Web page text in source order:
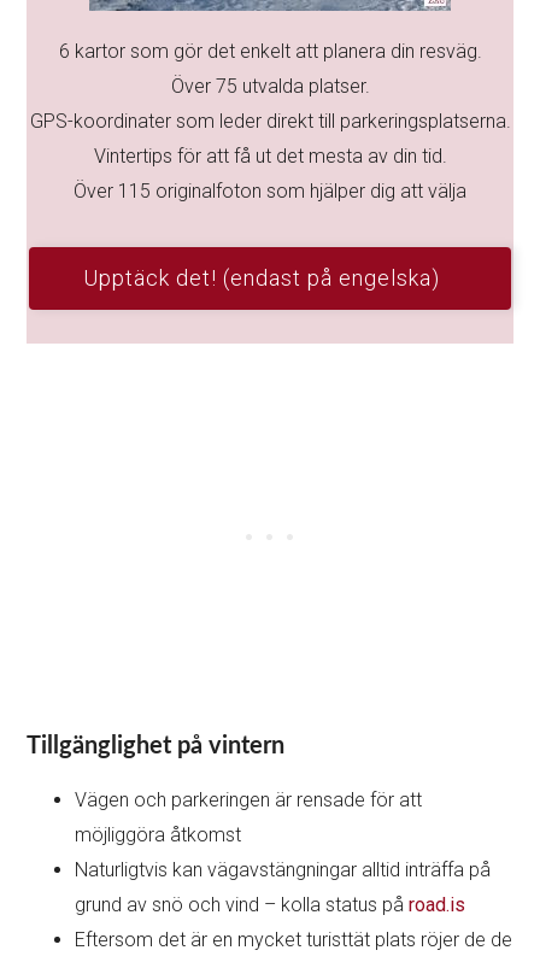
6 kartor som gör det enkelt att planera din resväg.
Över 75 utvalda platser.
GPS-koordinater som leder direkt till parkeringsplatserna.
Vintertips för att få ut det mesta av din tid.
Över 115 originalfoton som hjälper dig att välja
Upptäck det! (endast på engelska)
Tillgänglighet på vintern
Vägen och parkeringen är rensade för att
möjliggöra åtkomst
Naturligtvis kan vägavstängningar alltid inträffa på
grund av snö och vind – kolla status påroad.is
Eftersom det är en mycket turisttät plats röjer de de